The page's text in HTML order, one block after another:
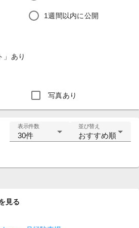
1週間以内に公開
」あり
写真あり
表示件数
30件
並び替え
おすすめ順
見る